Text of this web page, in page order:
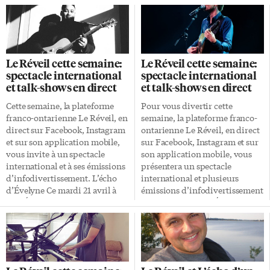
Le Réveil cette semaine:
spectacle international
et talk-shows en direct
Cette semaine, la plateforme
franco-ontarienne Le Réveil, en
direct sur Facebook, Instagram
et sur son application mobile,
vous invite à un spectacle
international et à ses émissions
d’infodivertissement. L’écho
d’Évelyne Ce mardi 21 avril à
13h, Évelyne rencontra la jeune
Autochtone Andréa Goulet
résidant dans la réserve de
Nipissing. Elles discuteront de
la fierté autochtone et de
réconciliation. De plus, Évelyne
Le Réveil cette semaine:
spectacle international
et talk-shows en direct
Pour vous divertir cette
semaine, la plateforme franco-
ontarienne Le Réveil, en direct
sur Facebook, Instagram et sur
son application mobile, vous
présentera un spectacle
international et plusieurs
émissions d’infodivertissement
en direct. L’écho d’Évelyne
Dans son émission
quotidienne, mardi le 14 avril à
13h, Évelyne soulèvera son
implication dans les différents
rassemblements franco-